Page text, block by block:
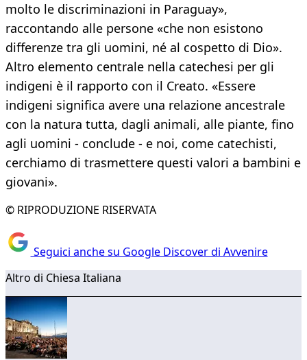
molto le discriminazioni in Paraguay»,
raccontando alle persone «che non esistono
differenze tra gli uomini, né al cospetto di Dio».
Altro elemento centrale nella catechesi per gli
indigeni è il rapporto con il Creato. «Essere
indigeni significa avere una relazione ancestrale
con la natura tutta, dagli animali, alle piante, fino
agli uomini - conclude - e noi, come catechisti,
cerchiamo di trasmettere questi valori a bambini e
giovani».
© RIPRODUZIONE RISERVATA
Seguici anche su Google Discover di Avvenire
Altro di Chiesa Italiana